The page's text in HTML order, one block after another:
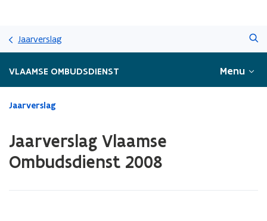
gaan
Jaarverslag
VLAAMSE OMBUDSDIENST Menu
Gedaan
bevindt
zich
Jaarverslag
Jaarverslag Vlaamse
Ombudsdienst 2008